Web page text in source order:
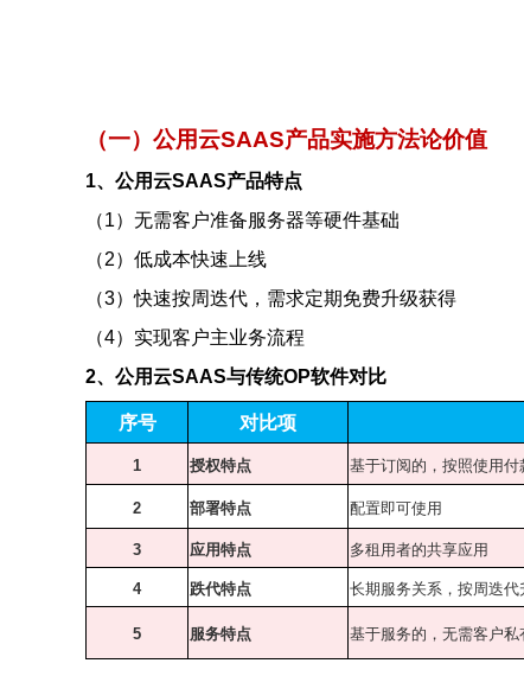
（一）公用云SAAS产品实施方法论价值
1、公用云SAAS产品特点
（1）无需客户准备服务器等硬件基础
（2）低成本快速上线
（3）快速按周迭代，需求定期免费升级获得
（4）实现客户主业务流程
2、公用云SAAS与传统OP软件对比
序号 对比项
1 授权特点 基于订阅的，按照使用付
2 部署特点 配置即可使用
3 应用特点 多租用者的共享应用
4 跌代特点 长期服务关系，按周迭代
5 服务特点 基于服务的，无需客户